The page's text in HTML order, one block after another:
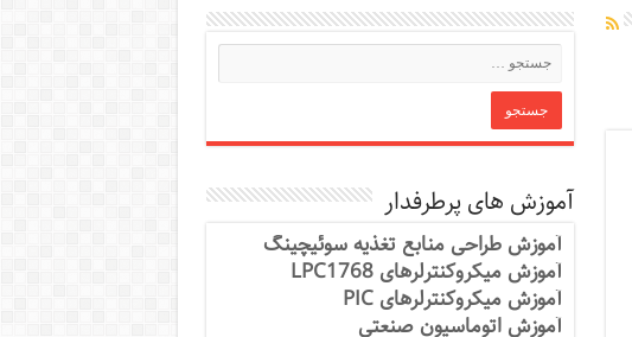
آموزش های پرطرفدار
آموزش طراحی منابع تغذیه سوئیچینگ
آموزش میکروکنترلرهای LPC1768
آموزش میکروکنترلرهای PIC
آموزش اتوماسیون صنعتی